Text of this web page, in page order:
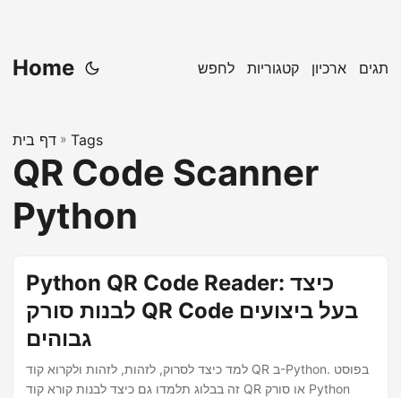
Home לחפש קטגוריות ארכיון תגים
דף בית » Tags
QR Code Scanner
Python
Python QR Code Reader: כיצד
לבנות סורק QR Code בעל ביצועים
גבוהים
למד כיצד לסרוק, לזהות, לזהות ולקרוא קוד QR ב-Python. בפוסט
זה בבלוג תלמדו גם כיצד לבנות קורא קוד QR או סורק Python